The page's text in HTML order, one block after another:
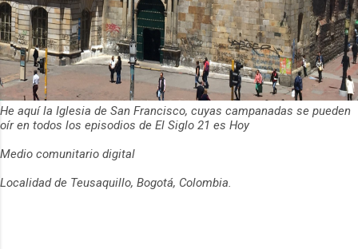
He aquí la Iglesia de San Francisco, cuyas campanadas se pueden
oír en todos los episodios de El Siglo 21 es Hoy
Medio comunitario digital
Localidad de Teusaquillo, Bogotá, Colombia.